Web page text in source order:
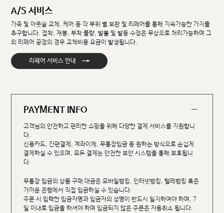
A/S 서비스
가죽 및 아웃솔 교체, 케어 등 각 부위 별 보완 및 리페어를 통해 지속가능한 가치를
추구합니다. 접착, 재봉, 부착 불량, 발볼 및 발등 수정은 무상으로 처리가능하며 그
외 리페어 공정의 경우 교체비용 요금이 발생됩니다.
리페어 서비스 안내 →
PAYMENT INFO
고객님의 안전하고 편리한 쇼핑을 위해 다양한 결제 서비스를 지원합니
다.
신용카드, 간편결제, 계좌이체, 무통장입금 등 원하는 방식으로 손쉽게
결제하실 수 있으며, 모든 결제는 안전한 보안 시스템을 통해 보호됩니
다.
무통장 입금의 상품 구매 대금은 모바일뱅킹, 인터넷뱅킹, 텔레뱅킹 혹은
가까운 은행에서 직접 입금하실 수 있습니다.
주문 시 입력한 입금자명과 입금자의 성명이 반드시 일치하여야 하며, 7
일 이내로 입금을 하셔야 하며 입금되지 않은 주문은 자동취소 됩니다.